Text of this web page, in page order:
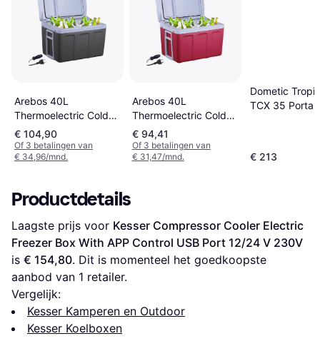
Arebos 40L
Thermoelectric Cold
Box Anthracite
€ 104,90
Of 3 betalingen van
€ 34,96/mnd.
Arebos 40L
Thermoelectric Cold
Box Red
€ 94,41
Of 3 betalingen van
€ 31,47/mnd.
Dometic
TCX 35
€ 213
Productdetails
Laagste prijs voor Kesser Compressor Cooler Electric
Freezer Box With APP Control USB Port 12/24 V 230V
is € 154,80. Dit is momenteel het goedkoopste
aanbod van 1 retailer.
Vergelijk:
Kesser Kamperen en Outdoor
Kesser Koelboxen